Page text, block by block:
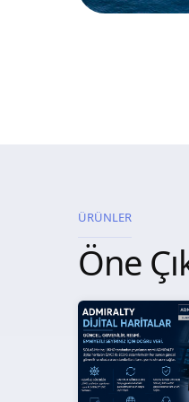
ÜRÜNLER
Öne